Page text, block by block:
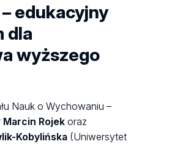
edukacyjny
dla
wyższego
Nauk o Wychowaniu –
Marcin Rojek oraz
Kobylińska (Uniwersytet